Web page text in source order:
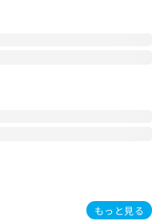
もっと見る